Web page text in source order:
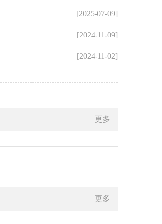
[2025-07-09]
[2024-11-09]
[2024-11-02]
更多
更多